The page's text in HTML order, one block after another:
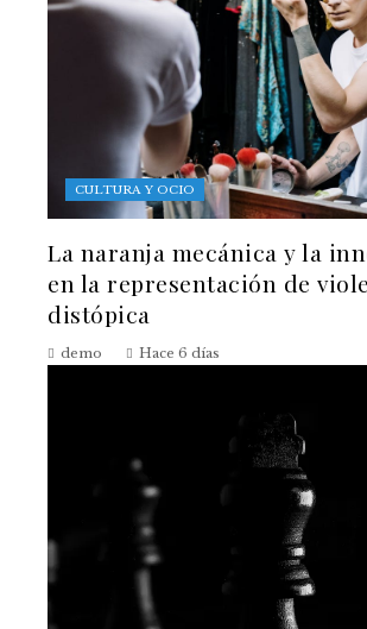
CULTURA Y OCIO
La naranja mecánica y la
en la representación de
distópica
demo Hace 6 días